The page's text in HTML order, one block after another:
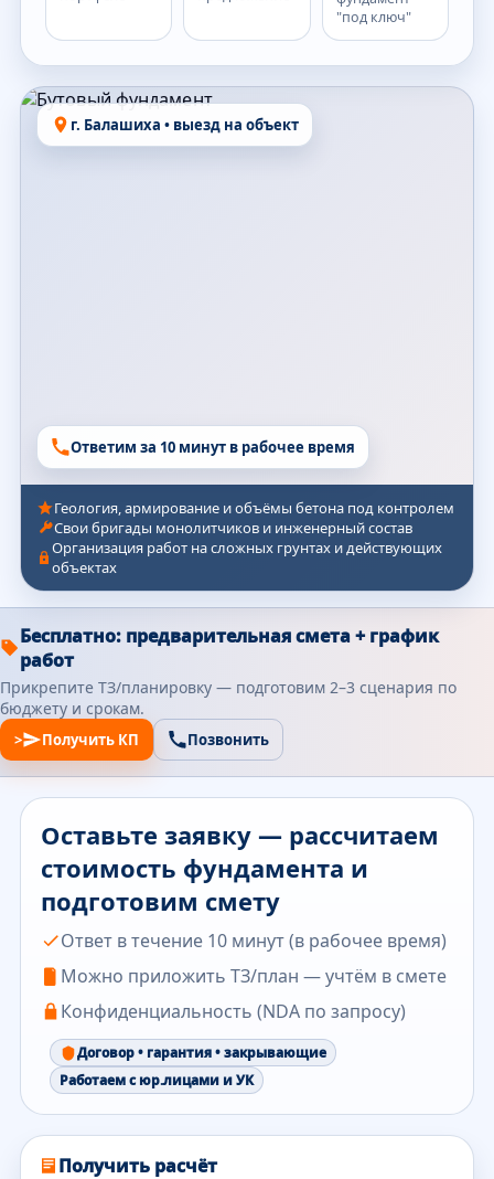
"под ключ"
г. Балашиха • выезд на объект
Ответим за 10 минут в рабочее время
Геология, армирование и объёмы бетона под контролем
Свои бригады монолитчиков и инженерный состав
Организация работ на сложных грунтах и действующих
объектах
Бесплатно: предварительная смета + график
работ
Прикрепите ТЗ/планировку — подготовим 2–3 сценария по
бюджету и срокам.
> Получить КП Позвонить
Оставьте заявку — рассчитаем
стоимость фундамента и
подготовим смету
Ответ в течение 10 минут (в рабочее время)
Можно приложить ТЗ/план — учтём в смете
Конфиденциальность (NDA по запросу)
Договор • гарантия • закрывающие
Работаем с юр.лицами и УК
Получить расчёт